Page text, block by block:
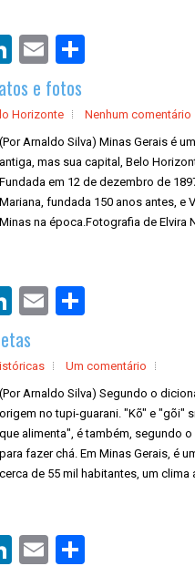
e fotos
Horizonte
Nenhum comentário
(Por Arnaldo Silva) Minas Gerais é
antiga, mas sua capital, Belo
Fundada em 12 de dezembro de
Mariana, fundada 150 anos antes, e
Minas na época.Fotografia de Elvira
Um comentário
(Por Arnaldo Silva) Segundo o
origem no tupi-guarani. "Kõ" e "gõi"
que alimenta", é também, segundo
para fazer chá. Em Minas Gerais, é
cerca de 55 mil habitantes, um clima